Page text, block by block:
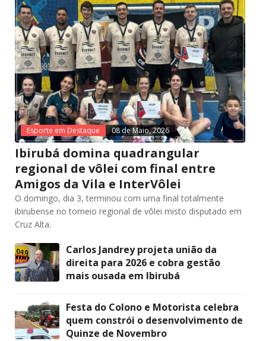
Esporte em Destaque 08 de Maio, 2026
Ibirubá domina quadrangular
regional de vôlei com final entre
Amigos da Vila e InterVôlei
O domingo, dia 3, terminou com uma final totalmente
ibirubense no torneio regional de vôlei misto disputado em
Cruz Alta.
Carlos Jandrey projeta união da
direita para 2026 e cobra gestão
mais ousada em Ibirubá
Festa do Colono e Motorista celebra
quem constrói o desenvolvimento de
Quinze de Novembro